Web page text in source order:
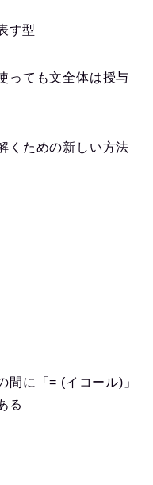
す型
っても文全体は授与
くための新しい方法
間に「= (イコール)」
る